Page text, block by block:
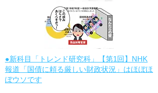
●新科目「トレンド研究科」【第1回】NHK
報道「国債に頼る厳しい財政状況」はほぼほ
ぼウソです